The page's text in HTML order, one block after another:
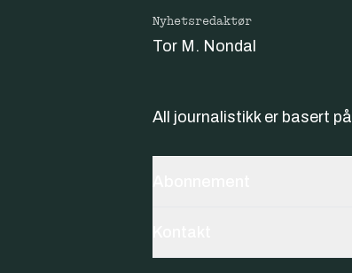
Nyhetsredaktør
Tor M. Nondal
All journalistikk er basert på